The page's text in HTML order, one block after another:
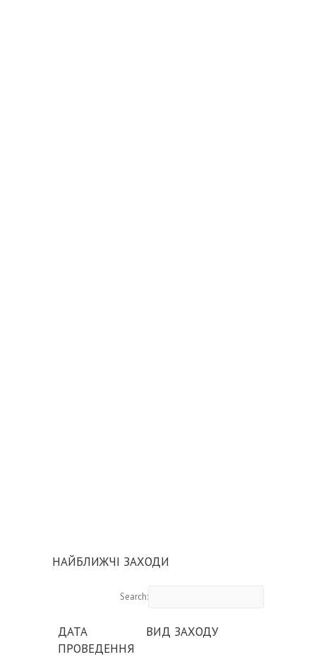
НАЙБЛИЖЧІ ЗАХОДИ
Search:
ДАТА
ПРОВЕДЕННЯ
ВИД ЗАХОДУ